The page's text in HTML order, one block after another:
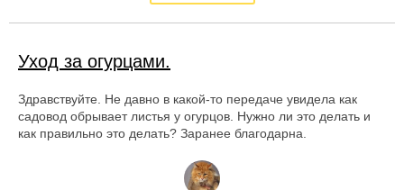
Уход за огурцами.
Здравствуйте. Не давно в какой-то передаче увидела как
садовод обрывает листья у огурцов. Нужно ли это делать и
как правильно это делать? Заранее благодарна.